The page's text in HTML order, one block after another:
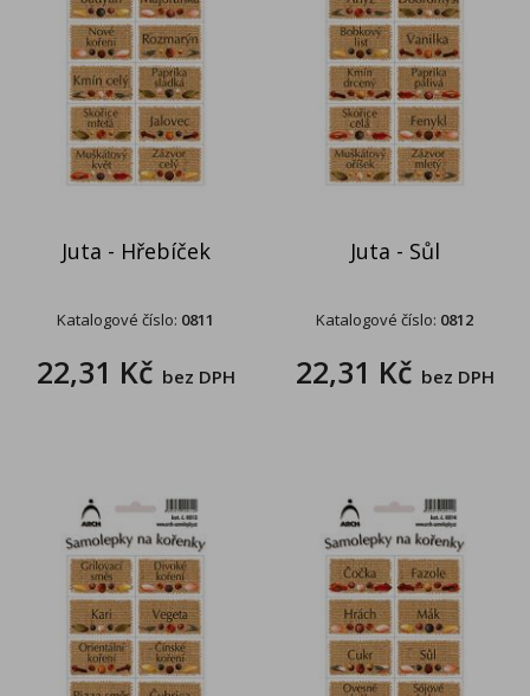
Juta - Hřebíček
Katalogové číslo: 0811
22,31 Kč bez DPH
Juta - Sůl
Katalogové číslo: 0812
22,31 Kč bez DPH